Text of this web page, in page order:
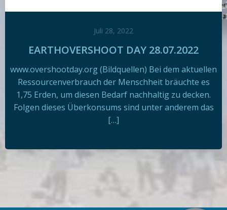
Juli 28, 2022
EARTHOVERSHOOT DAY 28.07.2022
www.overshootday.org (Bildquellen) Bei dem aktuellen
Ressourcenverbrauch der Menschheit bräuchte es
1,75 Erden, um diesen Bedarf nachhaltig zu decken.
Folgen dieses Überkonsums sind unter anderem das
[…]